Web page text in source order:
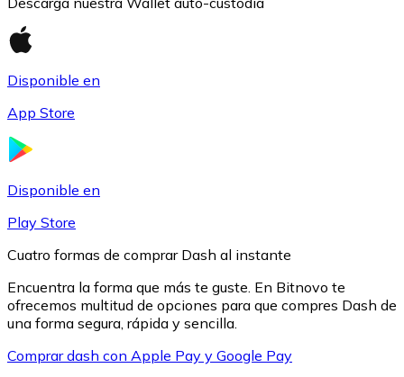
XRP
Disponible en
App Store
Disponible en
Play Store
Cuatro formas de comprar Dash al instante
Encuentra la forma que más te guste. En Bitnovo te
ofrecemos multitud de opciones para que compres Dash de
una forma segura, rápida y sencilla.
Comprar dash con Apple Pay y Google Pay